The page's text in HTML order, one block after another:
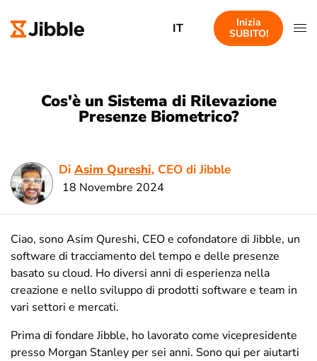
IT
Inizia
SUBITO!
Cos'è un Sistema di Rilevazione
Presenze Biometrico?
Di Asim Qureshi, CEO di Jibble
18 Novembre 2024
Ciao, sono Asim Qureshi, CEO e cofondatore di Jibble, un
software di tracciamento del tempo e delle presenze
basato su cloud. Ho diversi anni di esperienza nella
creazione e nello sviluppo di prodotti software e team in
vari settori e mercati.
Prima di fondare Jibble, ho lavorato come vicepresidente
presso Morgan Stanley per sei anni. Sono qui per aiutarti